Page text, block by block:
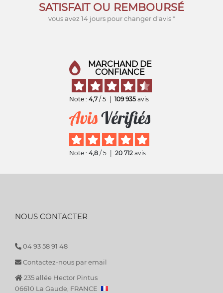
SATISFAIT OU REMBOURSÉ
vous avez 14 jours pour changer d'avis *
MARCHAND DE
CONFIANCE
Note : 4,7 / 5 109 935 avis
Note : 4,8 / 5 20 712 avis
NOUS CONTACTER
04 93 58 91 48
Contactez-nous par email
235 allée Hector Pintus
06610 La Gaude, FRANCE